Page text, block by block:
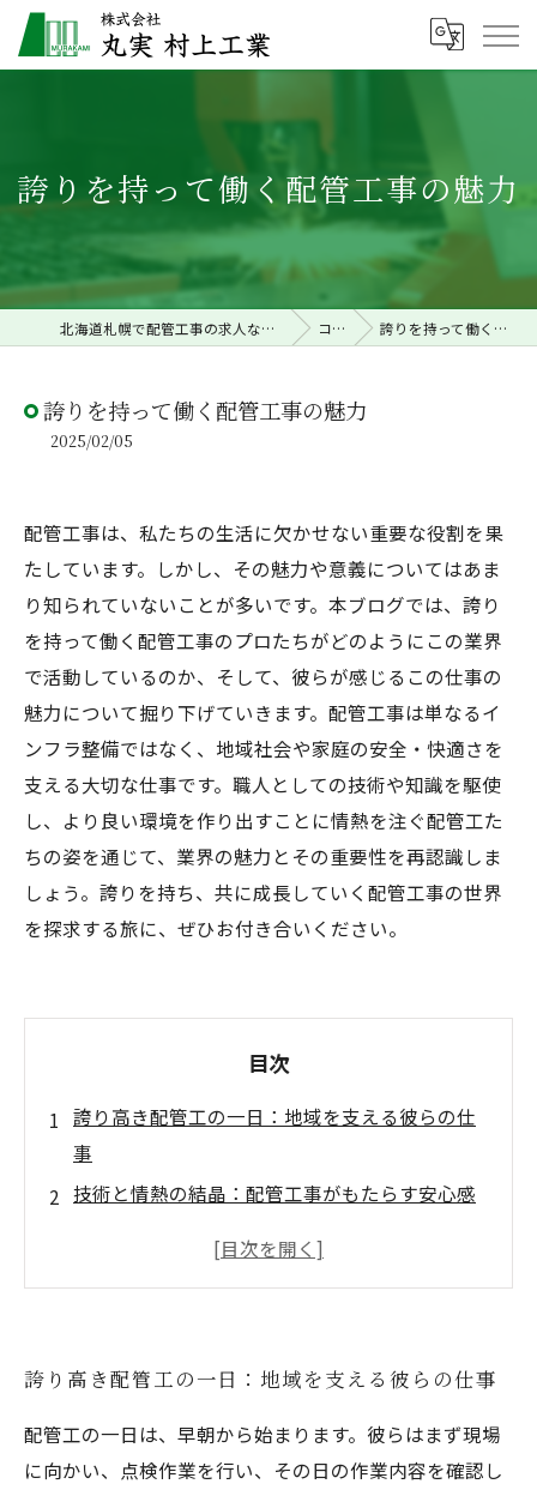
誇りを持って働く配管工事の魅力
北海道札幌で配管工事の求人なら株式会社丸実村上工業 コラム 誇りを持って働く配管工事の魅力
誇りを持って働く配管工事の魅力
2025/02/05
配管工事は、私たちの生活に欠かせない重要な役割を果
たしています。しかし、その魅力や意義についてはあま
り知られていないことが多いです。本ブログでは、誇り
を持って働く配管工事のプロたちがどのようにこの業界
で活動しているのか、そして、彼らが感じるこの仕事の
魅力について掘り下げていきます。配管工事は単なるイ
ンフラ整備ではなく、地域社会や家庭の安全・快適さを
支える大切な仕事です。職人としての技術や知識を駆使
し、より良い環境を作り出すことに情熱を注ぐ配管工た
ちの姿を通じて、業界の魅力とその重要性を再認識しま
しょう。誇りを持ち、共に成長していく配管工事の世界
を探求する旅に、ぜひお付き合いください。
目次
誇り高き配管工の一日：地域を支える彼らの仕
事
技術と情熱の結晶：配管工事がもたらす安心感
配管工の挑戦：目に見えない仕事の価値とは
誇りを持って働く配管工事の魅力を再発見
誇り高き配管工の一日：地域を支える彼らの仕事
配管工の一日は、早朝から始まります。彼らはまず現場
に向かい、点検作業を行い、その日の作業内容を確認し